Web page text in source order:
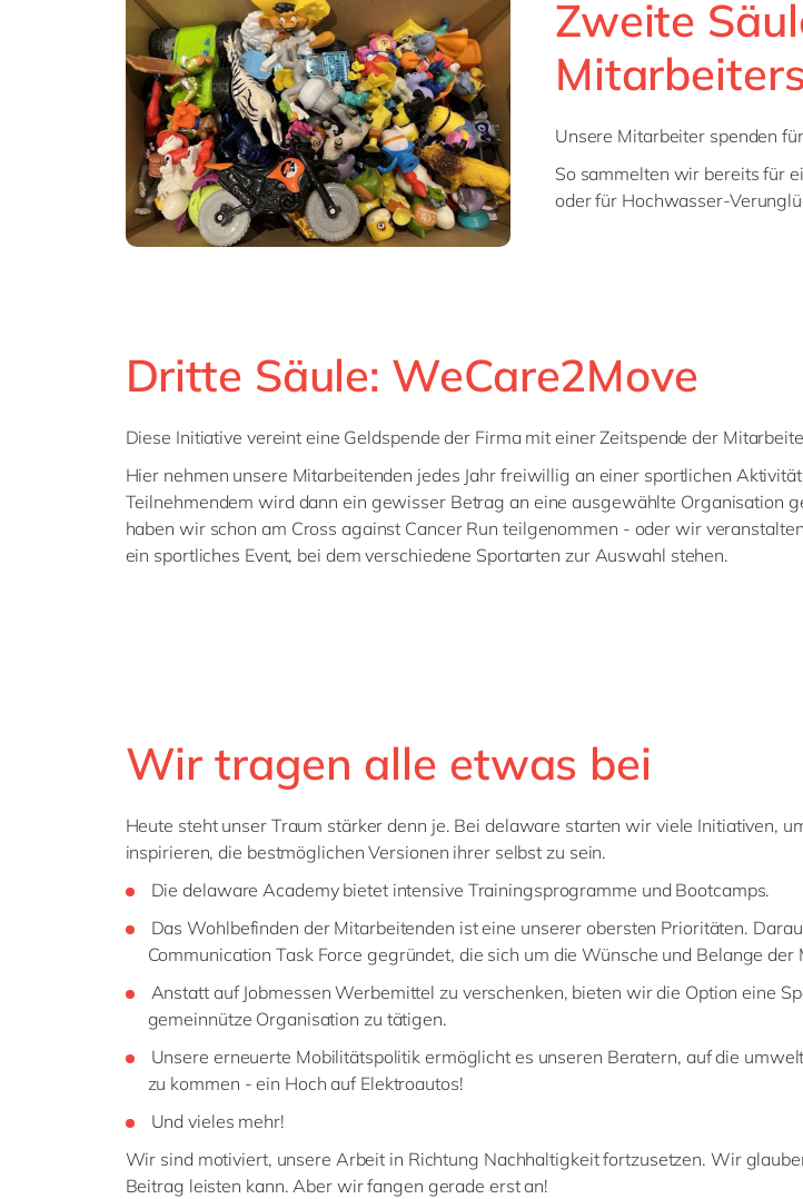
Zweite
Unsere Mitarbeiter spenden
So sammelten wir bereits für
oder für Hochwasser-
Dritte Säule: WeCare2Move
Diese Initiative vereint eine Geldspende der Firma mit einer Zeitspende der
Hier nehmen unsere Mitarbeitenden jedes Jahr freiwillig an einer sportlichen
Teilnehmendem wird dann ein gewisser Betrag an eine ausgewählte Organisation
haben wir schon am Cross against Cancer Run teilgenommen - oder wir
ein sportliches Event, bei dem verschiedene Sportarten zur Auswahl stehen.
Wir tragen alle etwas bei
Heute steht unser Traum stärker denn je. Bei delaware starten wir viele Initiativen,
inspirieren, die bestmöglichen Versionen ihrer selbst zu sein.
Die delaware Academy bietet intensive Trainingsprogramme und Bootcamps.
Das Wohlbefinden der Mitarbeitenden ist eine unserer obersten Prioritäten.
Communication Task Force gegründet, die sich um die Wünsche und Belange
Anstatt auf Jobmessen Werbemittel zu verschenken, bieten wir die Option eine
gemeinnütze Organisation zu tätigen.
Unsere erneuerte Mobilitätspolitik ermöglicht es unseren Beratern, auf die
zu kommen - ein Hoch auf Elektroautos!
Und vieles mehr!
Wir sind motiviert, unsere Arbeit in Richtung Nachhaltigkeit fortzusetzen. Wir
Beitrag leisten kann. Aber wir fangen gerade erst an!